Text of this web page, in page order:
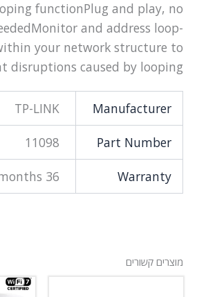
functionPlug and play, no
and address loop-
your network structure to
disruptions caused by looping
Manufacturer
TP-LINK
Part Number
11098
Warranty
36 months
מוצרים קשורים